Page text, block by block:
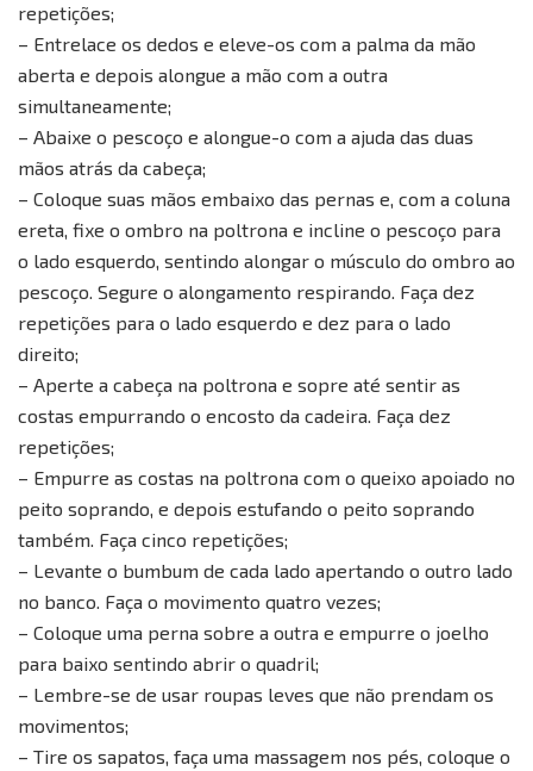
repetições;
– Entrelace os dedos e eleve-os com a palma da mão
aberta e depois alongue a mão com a outra
simultaneamente;
– Abaixe o pescoço e alongue-o com a ajuda das duas
mãos atrás da cabeça;
– Coloque suas mãos embaixo das pernas e, com a coluna
ereta, fixe o ombro na poltrona e incline o pescoço para
o lado esquerdo, sentindo alongar o músculo do ombro ao
pescoço. Segure o alongamento respirando. Faça dez
repetições para o lado esquerdo e dez para o lado
direito;
– Aperte a cabeça na poltrona e sopre até sentir as
costas empurrando o encosto da cadeira. Faça dez
repetições;
– Empurre as costas na poltrona com o queixo apoiado no
peito soprando, e depois estufando o peito soprando
também. Faça cinco repetições;
– Levante o bumbum de cada lado apertando o outro lado
no banco. Faça o movimento quatro vezes;
– Coloque uma perna sobre a outra e empurre o joelho
para baixo sentindo abrir o quadril;
– Lembre-se de usar roupas leves que não prendam os
movimentos;
– Tire os sapatos, faça uma massagem nos pés, coloque o